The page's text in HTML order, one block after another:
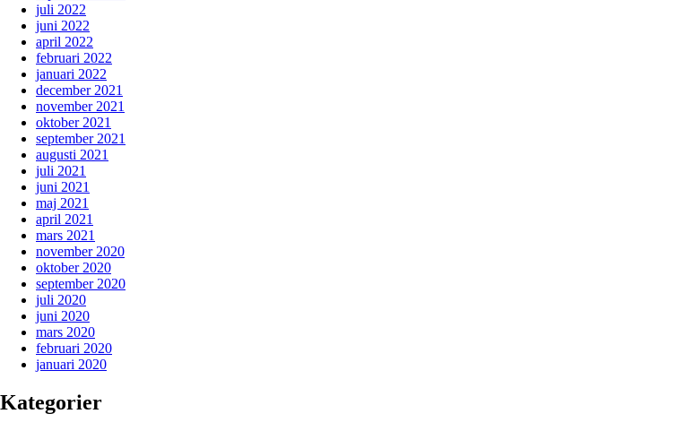
juli 2022
juni 2022
april 2022
februari 2022
januari 2022
december 2021
november 2021
oktober 2021
september 2021
augusti 2021
juli 2021
juni 2021
maj 2021
april 2021
mars 2021
november 2020
oktober 2020
september 2020
juli 2020
juni 2020
mars 2020
februari 2020
januari 2020
Kategorier